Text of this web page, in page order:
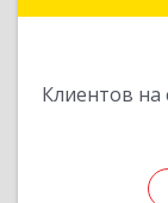
Клиентов